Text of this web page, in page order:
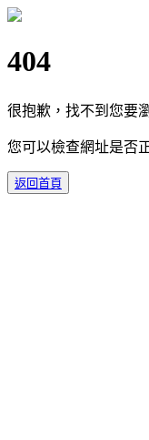
404
很抱歉，找不到您要
您可以檢查網址是否
返回首頁